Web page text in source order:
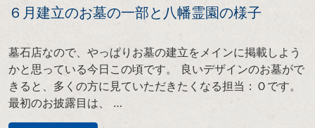
６月建立のお墓の一部と八幡霊園の様子
墓石店なので、やっぱりお墓の建立をメインに掲載しよう
かと思っている今日この頃です。 良いデザインのお墓がで
きると、多くの方に見ていただきたくなる担当：Ｏです。
最初のお披露目は、 …